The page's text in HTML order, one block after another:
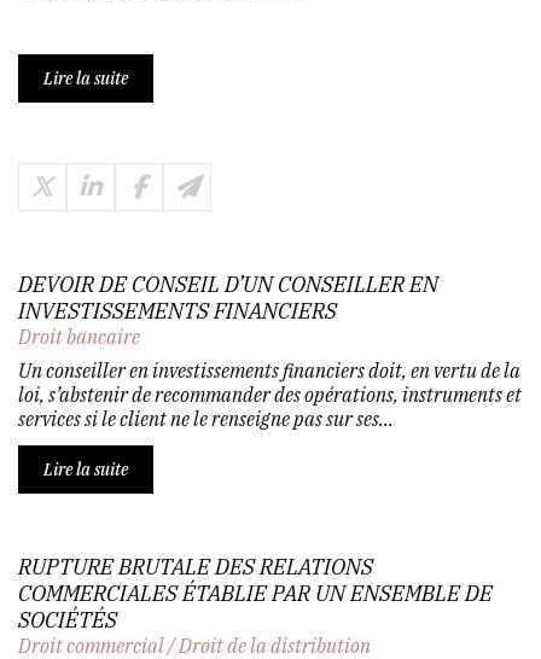
Lire la suite
DEVOIR DE CONSEIL D’UN CONSEILLER EN
INVESTISSEMENTS FINANCIERS
Droit bancaire
Un conseiller en investissements financiers doit, en vertu de la
loi, s’abstenir de recommander des opérations, instruments et
services si le client ne le renseigne pas sur ses...
Lire la suite
RUPTURE BRUTALE DES RELATIONS
COMMERCIALES ÉTABLIE PAR UN ENSEMBLE DE
SOCIÉTÉS
Droit commercial/Droit de la distribution